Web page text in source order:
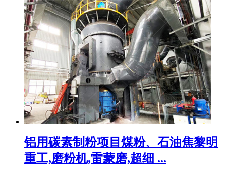
铝用碳素制粉项目煤粉、石油焦黎明
重工,磨粉机,雷蒙磨,超细 ...